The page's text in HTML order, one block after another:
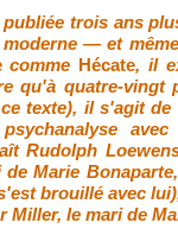
publiée trois ans
— et même
comme Hécate, il
qu'à quatre-vingt
texte), il s'agit de
Rudolph
Marie
brouillé avec
Miller, le mari de